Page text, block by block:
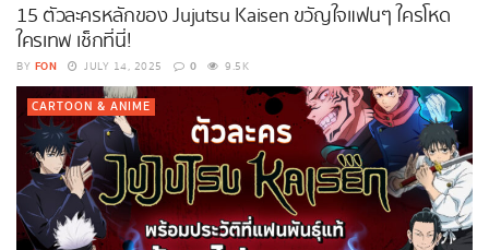
15 ตัวละครหลักของ Jujutsu Kaisen ขวัญใจแฟนๆ ใครโหด
ใครเทพ เช็กที่นี่!
BY FON JULY 14, 2025 0 9.5K
CARTOON & ANIME